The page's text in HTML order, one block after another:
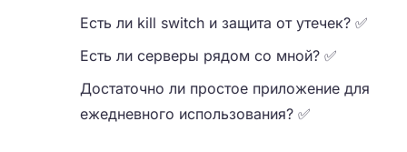
Есть ли kill switch и защита от утечек? ✅
Есть ли серверы рядом со мной? ✅
Достаточно ли простое приложение для
ежедневного использования? ✅